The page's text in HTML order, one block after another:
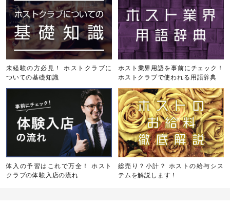
未経験の方必見！ ホストクラブに
ついての基礎知識
ホスト業界用語を事前にチェック！
ホストクラブで使われる用語辞典
体入の予習はこれで万全！ ホスト
クラブの体験入店の流れ
総売り？小計？ ホストの給与シス
テムを解説します！